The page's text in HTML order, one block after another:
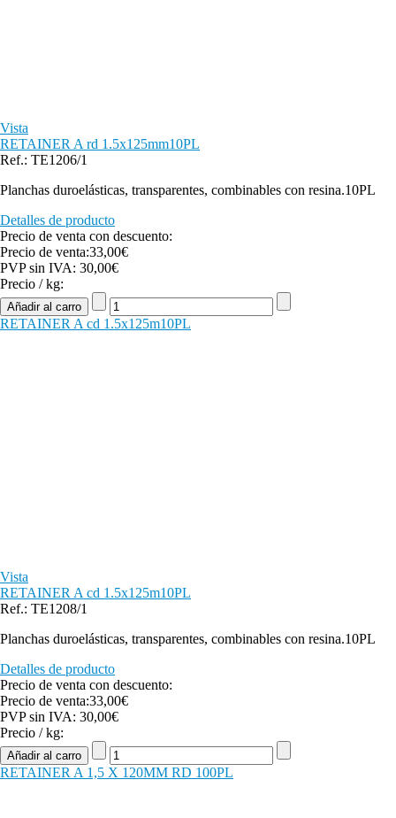
Vista
RETAINER A rd 1.5x125mm10PL
Ref.: TE1206/1
Planchas duroelásticas, transparentes, combinables con resina.10PL
Detalles de producto
Precio de venta con descuento:
Precio de venta:33,00€
PVP sin IVA: 30,00€
Precio / kg:
RETAINER A cd 1.5x125m10PL
Vista
RETAINER A cd 1.5x125m10PL
Ref.: TE1208/1
Planchas duroelásticas, transparentes, combinables con resina.10PL
Detalles de producto
Precio de venta con descuento:
Precio de venta:33,00€
PVP sin IVA: 30,00€
Precio / kg:
RETAINER A 1,5 X 120MM RD 100PL